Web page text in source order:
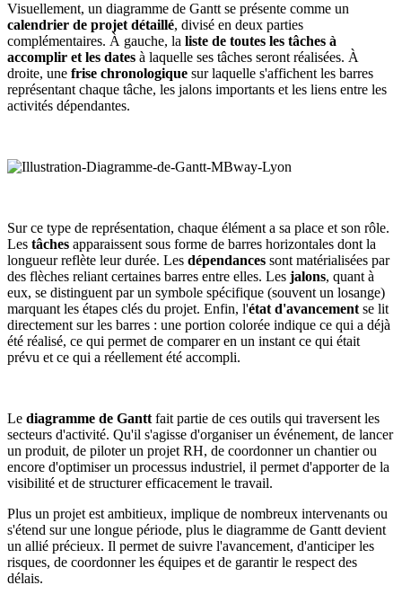
Visuellement, un diagramme de Gantt se présente comme un
calendrier de projet détaillé, divisé en deux parties
complémentaires. À gauche, la liste de toutes les tâches à
accomplir et les dates à laquelle ses tâches seront réalisées. À
droite, une frise chronologique sur laquelle s'affichent les barres
représentant chaque tâche, les jalons importants et les liens entre les
activités dépendantes.
Sur ce type de représentation, chaque élément a sa place et son rôle.
Les tâches apparaissent sous forme de barres horizontales dont la
longueur reflète leur durée. Les dépendances sont matérialisées par
des flèches reliant certaines barres entre elles. Les jalons, quant à
eux, se distinguent par un symbole spécifique (souvent un losange)
marquant les étapes clés du projet. Enfin, l'état d'avancement se lit
directement sur les barres : une portion colorée indique ce qui a déjà
été réalisé, ce qui permet de comparer en un instant ce qui était
prévu et ce qui a réellement été accompli.
Le diagramme de Gantt fait partie de ces outils qui traversent les
secteurs d'activité. Qu'il s'agisse d'organiser un événement, de lancer
un produit, de piloter un projet RH, de coordonner un chantier ou
encore d'optimiser un processus industriel, il permet d'apporter de la
visibilité et de structurer efficacement le travail.
Plus un projet est ambitieux, implique de nombreux intervenants ou
s'étend sur une longue période, plus le diagramme de Gantt devient
un allié précieux. Il permet de suivre l'avancement, d'anticiper les
risques, de coordonner les équipes et de garantir le respect des
délais.